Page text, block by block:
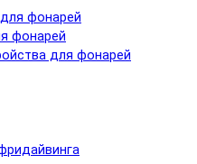
фонарей
фонарей
для фонарей